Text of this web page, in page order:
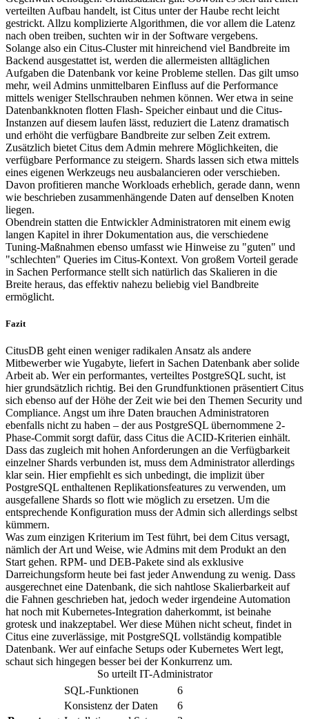
verteilten Aufbau handelt, ist Citus unter der Haube recht leicht
gestrickt. Allzu komplizierte Algorithmen, die vor allem die Latenz
nach oben treiben, suchten wir in der Software vergebens.
Solange also ein Citus-Cluster mit hinreichend viel Bandbreite im
Backend ausgestattet ist, werden die allermeisten alltäglichen
Aufgaben die Datenbank vor keine Probleme stellen. Das gilt umso
mehr, weil Admins unmittelbaren Einfluss auf die Performance
mittels weniger Stellschrauben nehmen können. Wer etwa in seine
Datenbankknoten flotten Flash- Speicher einbaut und die Citus-
Instanzen auf diesem laufen lässt, reduziert die Latenz dramatisch
und erhöht die verfügbare Bandbreite zur selben Zeit extrem.
Zusätzlich bietet Citus dem Admin mehrere Möglichkeiten, die
verfügbare Performance zu steigern. Shards lassen sich etwa mittels
eines eigenen Werkzeugs neu ausbalancieren oder verschieben.
Davon profitieren manche Workloads erheblich, gerade dann, wenn
wie beschrieben zusammenhängende Daten auf denselben Knoten
liegen.
Obendrein statten die Entwickler Administratoren mit einem ewig
langen Kapitel in ihrer Dokumentation aus, die verschiedene
Tuning-Maßnahmen ebenso umfasst wie Hinweise zu "guten" und
"schlechten" Queries im Citus-Kontext. Von großem Vorteil gerade
in Sachen Performance stellt sich natürlich das Skalieren in die
Breite heraus, das effektiv nahezu beliebig viel Bandbreite
ermöglicht.
Fazit
CitusDB geht einen weniger radikalen Ansatz als andere
Mitbewerber wie Yugabyte, liefert in Sachen Datenbank aber solide
Arbeit ab. Wer ein performantes, verteiltes PostgreSQL sucht, ist
hier grundsätzlich richtig. Bei den Grundfunktionen präsentiert Citus
sich ebenso auf der Höhe der Zeit wie bei den Themen Security und
Compliance. Angst um ihre Daten brauchen Administratoren
ebenfalls nicht zu haben – der aus PostgreSQL übernommene 2-
Phase-Commit sorgt dafür, dass Citus die ACID-Kriterien einhält.
Dass das zugleich mit hohen Anforderungen an die Verfügbarkeit
einzelner Shards verbunden ist, muss dem Administrator allerdings
klar sein. Hier empfiehlt es sich unbedingt, die implizit über
PostgreSQL enthaltenen Replikationsfeatures zu verwenden, um
ausgefallene Shards so flott wie möglich zu ersetzen. Um die
entsprechende Konfiguration muss der Admin sich allerdings selbst
kümmern.
Was zum einzigen Kriterium im Test führt, bei dem Citus versagt,
nämlich der Art und Weise, wie Admins mit dem Produkt an den
Start gehen. RPM- und DEB-Pakete sind als exklusive
Darreichungsform heute bei fast jeder Anwendung zu wenig. Dass
ausgerechnet eine Datenbank, die sich nahtlose Skalierbarkeit auf
die Fahnen geschrieben hat, jedoch weder irgendeine Automation
hat noch mit Kubernetes-Integration daherkommt, ist beinahe
grotesk und inakzeptabel. Wer diese Mühen nicht scheut, findet in
Citus eine zuverlässige, mit PostgreSQL vollständig kompatible
Datenbank. Wer auf einfache Setups oder Kubernetes Wert legt,
schaut sich hingegen besser bei der Konkurrenz um.
So urteilt IT-Administrator
SQL-Funktionen
6
Konsistenz der Daten
6